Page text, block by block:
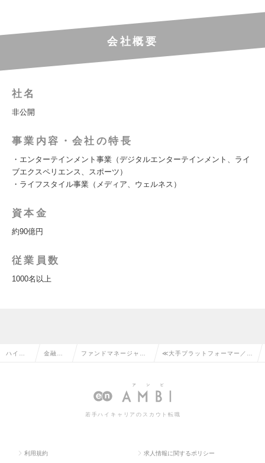
会社概要
社名
非公開
事業内容・会社の特長
・エンターテインメント事業（デジタルエンターテインメント、ライ
ブエクスペリエンス、スポーツ）
・ライフスタイル事業（メディア、ウェルネス）
資本金
約90億円
従業員数
1000名以上
ハイク 金融系 ファンドマネージャ
ーダーの転職
≪大手プラットフォーマー／M
ンの求人情報
若手ハイキャリアのスカウト転職
利用規約 求人情報に関するポリシー